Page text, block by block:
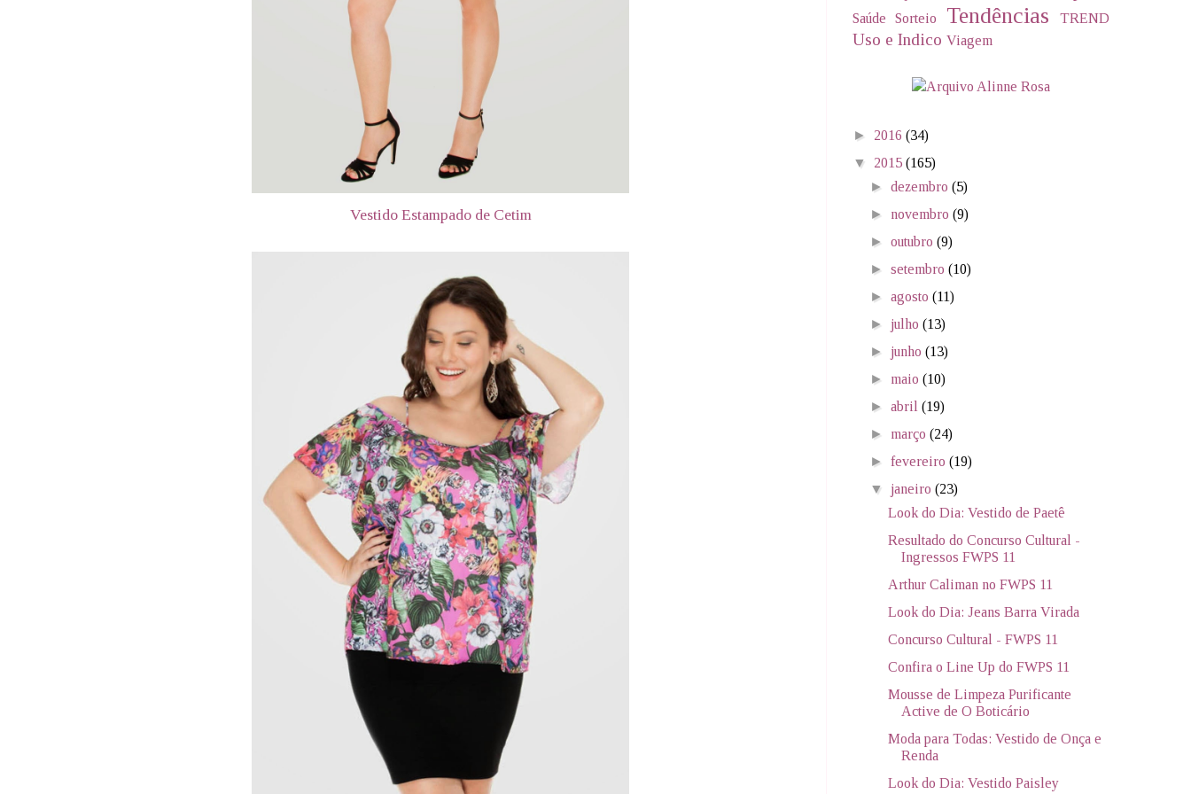
Vestido Estampado de Cetim
Saúde Sorteio Tendências TREND
Uso e Indico Viagem
► 2016 (34)
▼ 2015 (165)
►dezembro(5)
► novembro(9)
►outubro(9)
►setembro(10)
►agosto(11)
► julho(13)
► junho(13)
► maio(10)
►abril(19)
► março(24)
►fevereiro(19)
▼ janeiro(23)
Look do Dia: Vestido de Paetê
Resultado do Concurso Cultural -
Ingressos FWPS 11
Arthur Caliman no FWPS 11
Look do Dia: Jeans Barra Virada
Concurso Cultural - FWPS 11
Confira o Line Up do FWPS 11
Mousse de Limpeza Purificante
Active de O Boticário
Moda para Todas: Vestido de Onça e
Renda
Look do Dia: Vestido Paisley